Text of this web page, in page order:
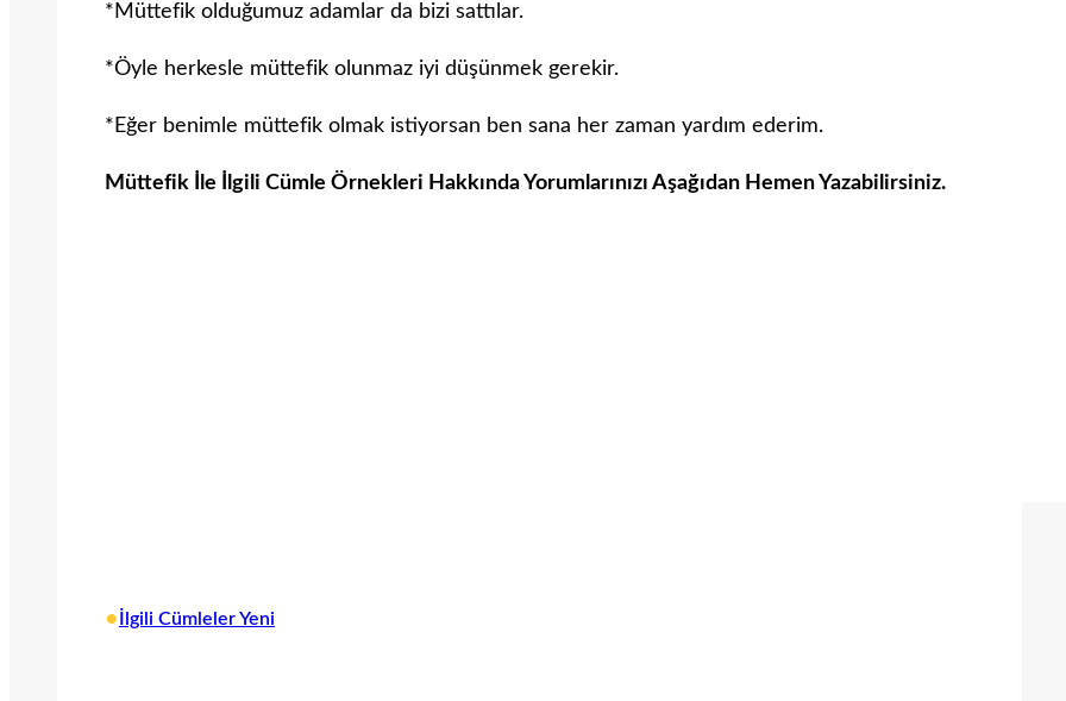
*Müttefik olduğumuz adamlar da bizi sattılar.
*Öyle herkesle müttefik olunmaz iyi düşünmek gerekir.
*Eğer benimle müttefik olmak istiyorsan ben sana her zaman yardım ederim.
Müttefik İle İlgili Cümle Örnekleri Hakkında Yorumlarınızı Aşağıdan Hemen Yazabilirsiniz.
• İlgili Cümleler Yeni